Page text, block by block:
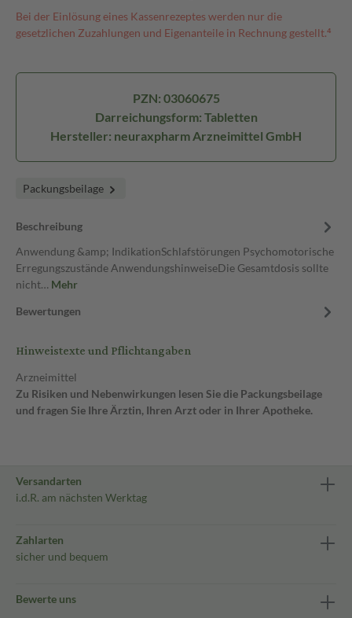
Bei der Einlösung eines Kassenrezeptes werden nur die
gesetzlichen Zuzahlungen und Eigenanteile in Rechnung gestellt.⁴
PZN: 03060675
Darreichungsform: Tabletten
Hersteller: neuraxpharm Arzneimittel GmbH
Packungsbeilage
Beschreibung
Anwendung &amp; IndikationSchlafstörungen Psychomotorische
Erregungszustände AnwendungshinweiseDie Gesamtdosis sollte
nicht… Mehr
Bewertungen
Hinweistexte und Pflichtangaben
Arzneimittel
Zu Risiken und Nebenwirkungen lesen Sie die Packungsbeilage
und fragen Sie Ihre Ärztin, Ihren Arzt oder in Ihrer Apotheke.
Versandarten
i.d.R. am nächsten Werktag
Zahlarten
sicher und bequem
Bewerte uns